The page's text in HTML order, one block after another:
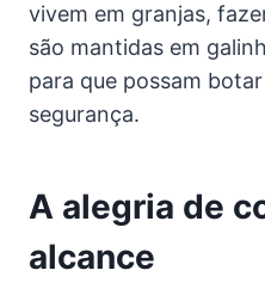
vivem em granjas,
são mantidas em
para que possam
segurança.
A alegria de
alcance